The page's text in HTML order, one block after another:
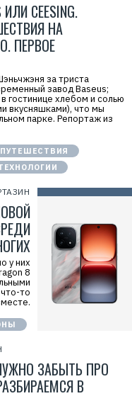
CEESING.
НА
ПЕРВОЕ
за триста
завод Baseus;
гостинице хлебом и солью
вкусняшками), что мы
парке. Репортаж из
ПУТЕШЕСТВИЯ
у них
8
то
ЗАБЫТЬ ПРО
В